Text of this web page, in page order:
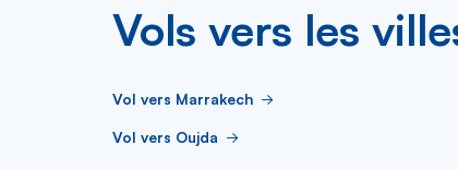
Vols vers les
Vol vers Marrakech
Vol vers Oujda